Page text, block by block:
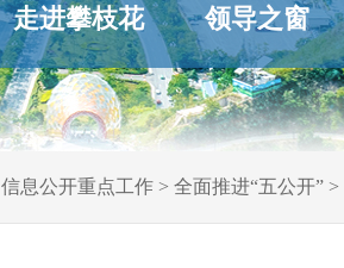
走进攀枝花 领导之窗
信息公开重点工作 > 全面推进“五公开” >